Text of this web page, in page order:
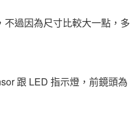
過因為尺寸比較大一點，多
跟 LED 指示燈，前鏡頭為